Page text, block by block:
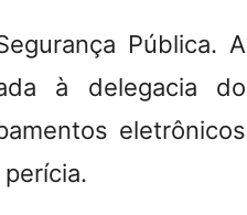
Pública. A
à delegacia do
eletrônicos